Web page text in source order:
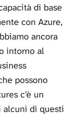
di base
con Azure,
ancora
intorno al
possono
c’è un
alcuni di questi